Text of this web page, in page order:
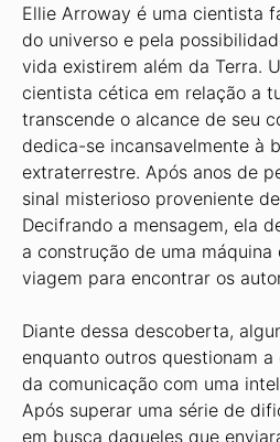
Ellie Arroway é uma cientista
do universo e pela
vida existirem além da Terra.
cientista cética em relação a
transcende o alcance de seu
dedica-se incansavelmente à
extraterrestre. Após anos de
sinal misterioso proveniente
Decifrando a mensagem, ela
a construção de uma
viagem para encontrar os
Diante dessa descoberta,
enquanto outros questionam
da comunicação com uma
Após superar uma série de
em busca daqueles que